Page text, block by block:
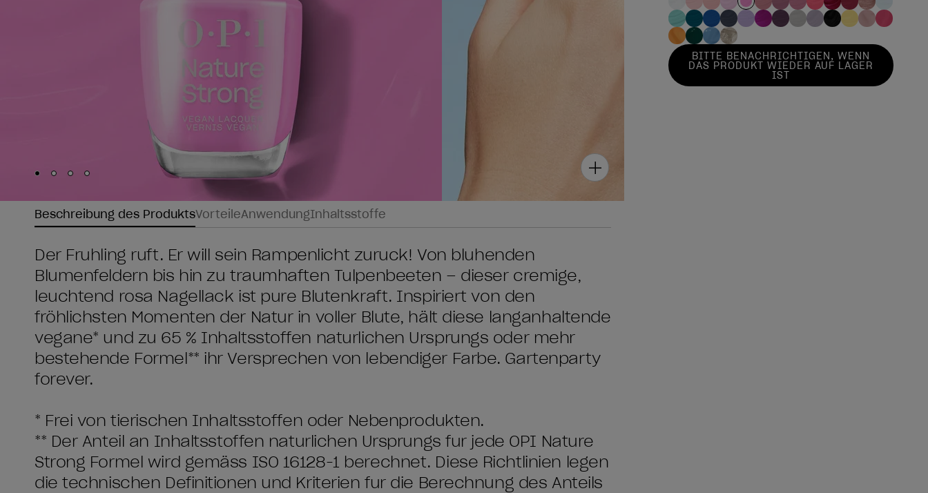
Skip to slide
Skip to slide
Skip to slide
Skip to slide
BITTE BENACHRICHTIGEN, WENN
DAS PRODUKT WIEDER AUF LAGER
IST
Beschreibung des ProduktsVorteileAnwendungInhaltsstoffe
Der Frühling ruft. Er will sein Rampenlicht zurück! Von blühenden
Blumenfeldern bis hin zu traumhaften Tulpenbeeten – dieser cremige,
leuchtend rosa Nagellack ist pure Blütenkraft. Inspiriert von den
fröhlichsten Momenten der Natur in voller Blüte, hält diese langanhaltende
vegane* und zu ​65 % Inhaltsstoffen natürlichen Ursprungs oder mehr
bestehende Formel** ihr Versprechen von lebendiger Farbe. Gartenparty
forever.
* Frei von tierischen Inhaltsstoffen oder Nebenprodukten.
** Der Anteil an Inhaltsstoffen natürlichen Ursprungs für jede OPI Nature
Strong Formel wird gemäss ISO 16128-1 berechnet. Diese Richtlinien legen
die technischen Definitionen und Kriterien für die Berechnung des Anteils